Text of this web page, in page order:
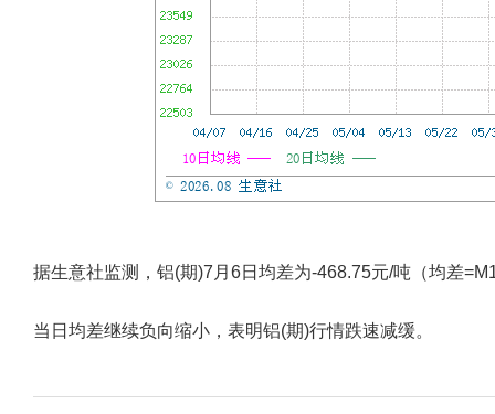
据生意社监测，铝(期)7月6日均差为-468.75元/吨（均差
当日均差继续负向缩小，表明铝(期)行情跌速减缓。